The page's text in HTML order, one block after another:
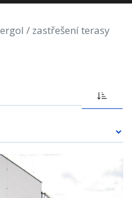
/ zastřešení terasy